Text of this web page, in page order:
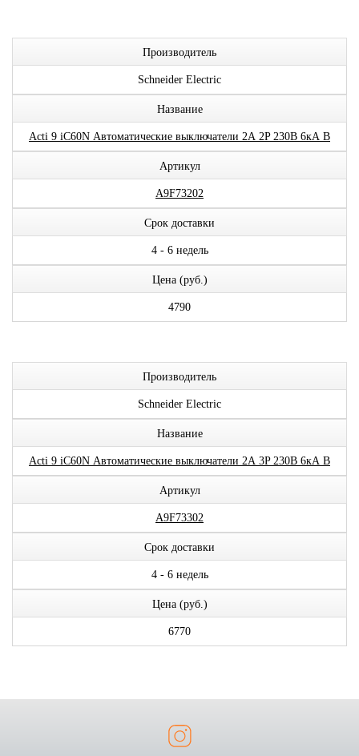
Производитель
Schneider Electric
Название
Acti 9 iC60N Автоматические выключатели 2А 2P 230В 6кА B
Артикул
A9F73202
Срок доставки
4 - 6 недель
Цена (руб.)
4790
Производитель
Schneider Electric
Название
Acti 9 iC60N Автоматические выключатели 2А 3P 230В 6кА B
Артикул
A9F73302
Срок доставки
4 - 6 недель
Цена (руб.)
6770